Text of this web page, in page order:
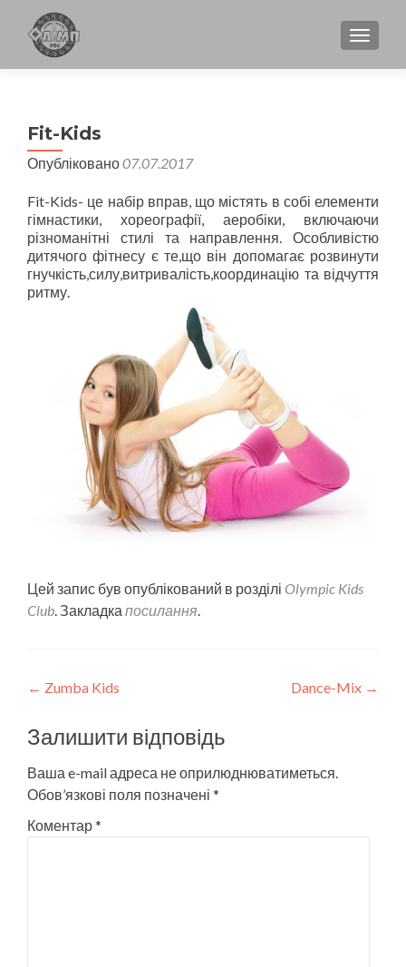
Fit-Kids
Опубліковано07.07.2017
Fit-Kids- це набір вправ, що містять в собі елементи
гімнастики, хореографії, аеробіки, включаючи
різноманітні стилі та направлення. Особливістю
дитячого фітнесу є те,що він допомагає розвинути
гнучкість,силу,витривалість,координацію та відчуття
ритму.
Цей запис був опублікований в розділі Olympic Kids
Club . Закладка посилання
Post
navigation
← Zumba Kids Dance-Mix →
Залишити відповідь
Ваша e-mail адреса не оприлюднюватиметься.
Обов’язкові поля позначені *
Коментар*